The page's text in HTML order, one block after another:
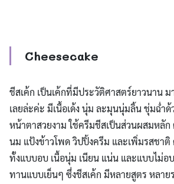
Cheesecake
ชีสเค้ก เป็นเค้กที่มีประวัติศาสตร์ยาวนาน
เลยล่ะค่ะ มีเนื้อเด้ง นุ่ม ละมุนนุ่มลิ้น ชุ่มฉ่ำ
หน้าตาสวยงาม ใช้ครีมชีสเป็นส่วนผสมหลัก
นม แป้งข้าวโพด วิปปิ้งครีม และเพิ่มรสชา
ทั้งแบบอบ เนื้อนุ่ม เนียน แน่น และแบบไม่อ
ทานแบบเย็นๆ ซึ่งชีสเค้ก มีหลายสูตร หลาย